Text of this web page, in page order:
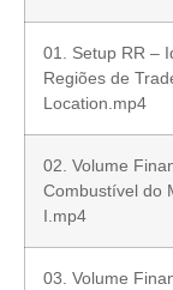
01. Setup RR –
Regiões de
Location.mp4
02. Volume
Combustível do
I.mp4
03. Volume